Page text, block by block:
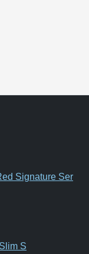
Signature Ser
S